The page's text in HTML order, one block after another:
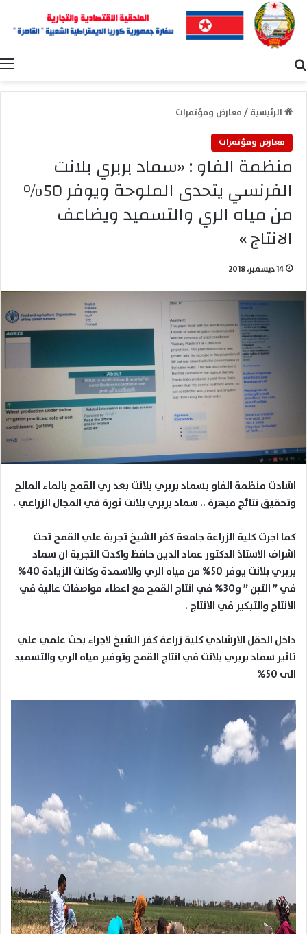
الرئيسية/معارض ومؤتمرات
معارض ومؤتمرات
منظمة الفاو : «سماد بربري بلانت
الفرنسي يتحدى الملوحة ويوفر 50%
من مياه الري والتسميد ويضاعف
الانتاج »
14 ديسمبر، 2018
اشادت منظمة الفاو بسماد بربري بلانت بعد ري القمح بالماء المالح
وتحقيق نتائج مبهرة .. سماد بربري بلانت ثورة في المجال الزراعي .
كما اجرت كلية الزراعة جامعة كفر الشيخ تجربة علي القمح تحت
اشراف الاستاذ الدكتور عماد الدين حافظ واكدت التجربة ان سماد
بربري بلانت يوفر 50% من مياه الري والاسمدة وكانت الزيادة 40%
في ” التبن ” و30% في انتاج القمح مع اعطاء مواصفات عالية في
الانتاج والتبكير في الانتاج .
داخل الحقل الارشادي كلية زراعة كفر الشيخ لاجراء بحث علمي علي
تاثير سماد بربري بلانت في انتاج القمح وتوفير مياه الري والتسميد
الى 50%